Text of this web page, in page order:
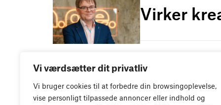
Vi værdsætter dit privatliv
Vi bruger cookies til at forbedre din browsingoplevelse,
vise personligt tilpassede annoncer eller indhold og
Virker